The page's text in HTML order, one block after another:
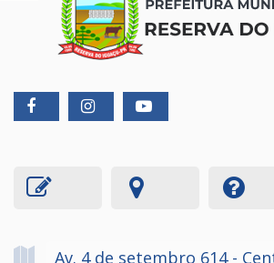
Av. 4 de setembro 614 -